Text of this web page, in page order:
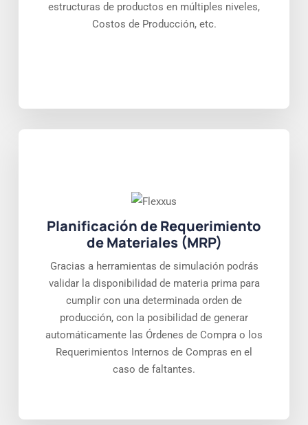
estructuras de productos en múltiples niveles,
Costos de Producción, etc.
Planificación de Requerimiento
de Materiales (MRP)
Gracias a herramientas de simulación podrás
validar la disponibilidad de materia prima para
cumplir con una determinada orden de
producción, con la posibilidad de generar
automáticamente las Órdenes de Compra o los
Requerimientos Internos de Compras en el
caso de faltantes.